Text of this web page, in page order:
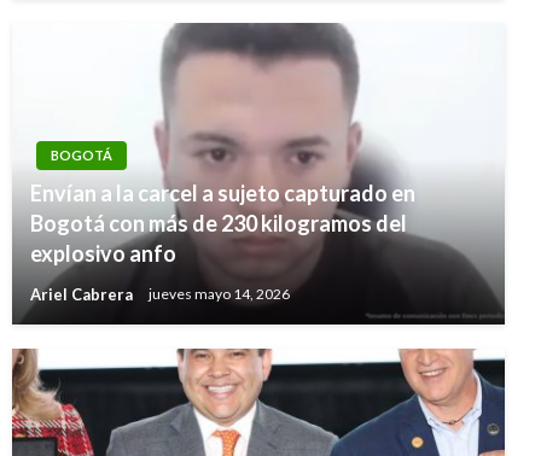
BOGOTÁ
Envían a la carcel a sujeto capturado en
Bogotá con más de 230 kilogramos del
explosivo anfo
Ariel Cabrera jueves mayo 14, 2026